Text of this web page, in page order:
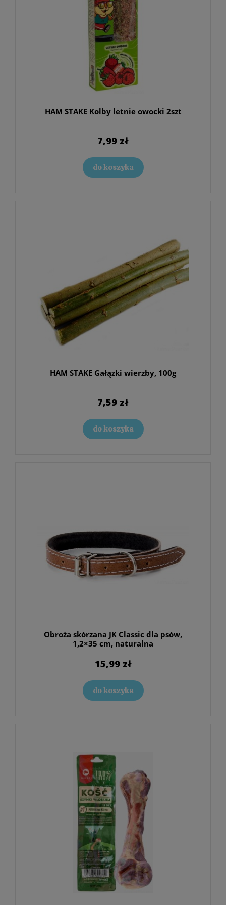
HAM STAKE Kolby letnie owocki 2szt
7,99 zł
do koszyka
HAM STAKE Gałązki wierzby, 100g
7,59 zł
do koszyka
Obroża skórzana JK Classic dla psów,
1,2×35 cm, naturalna
15,99 zł
do koszyka